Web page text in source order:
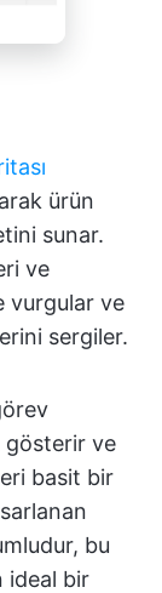
ürün
sunar.
ve
vurgular ve
sergiler.
gösterir ve
basit bir
bu
ideal bir